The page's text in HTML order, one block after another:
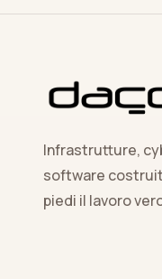
Infrastrutture,
software
piedi il lavoro